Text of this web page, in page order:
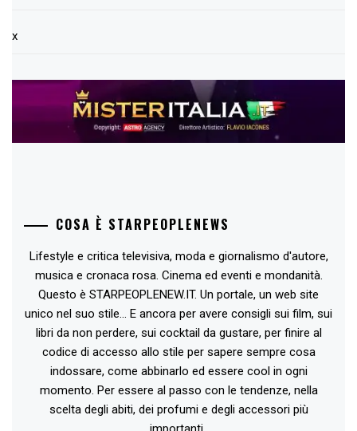
x
COSA È STARPEOPLENEWS
Lifestyle e critica televisiva, moda e giornalismo d'autore,
musica e cronaca rosa. Cinema ed eventi e mondanità.
Questo è STARPEOPLENEW.IT. Un portale, un web site
unico nel suo stile... E ancora per avere consigli sui film, sui
libri da non perdere, sui cocktail da gustare, per finire al
codice di accesso allo stile per sapere sempre cosa
indossare, come abbinarlo ed essere cool in ogni
momento. Per essere al passo con le tendenze, nella
scelta degli abiti, dei profumi e degli accessori più